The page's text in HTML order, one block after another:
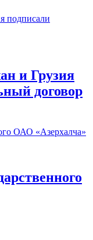
и Грузия
договор